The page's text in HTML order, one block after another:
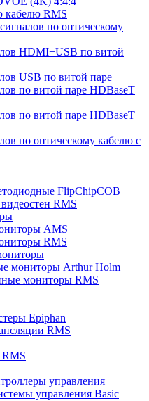
кабелю RMS
по оптическому
HDMI+USB по витой
USB по витой паре
по витой паре HDBaseT
по витой паре HDBaseT
по оптическому кабелю с
FlipChipCOB
RMS
AMS
RMS
мониторы Arthur Holm
мониторы RMS
Epiphan
RMS
управления
управления Basic